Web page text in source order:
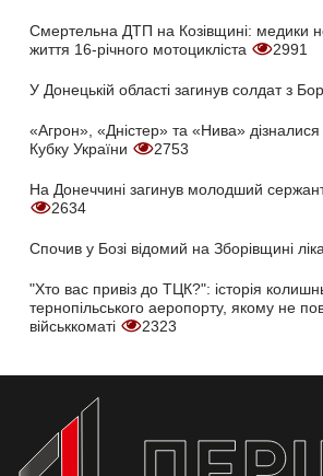
Смертельна ДТП на Козівщині: медики
життя 16-річного мотоцикліста
2991
У Донецькій області загинув солдат з
«Агрон», «Дністер» та «Нива» дізналися
Кубку України
2753
На Донеччині загинув молодший
2634
Спочив у Бозі відомий на Зборівщині
"Хто вас привіз до ТЦК?": історія
тернопільського аеропорту, якому не
військкоматі
2323